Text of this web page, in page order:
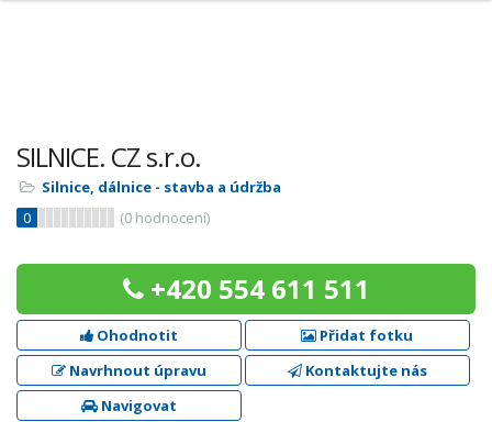
SILNICE. CZ s.r.o.
Silnice, dálnice - stavba a údržba
0
(0 hodnocení)
+420 554 611 511
Ohodnotit
Přidat fotku
Navrhnout úpravu
Kontaktujte nás
Navigovat